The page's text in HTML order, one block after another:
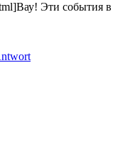
Эти события в